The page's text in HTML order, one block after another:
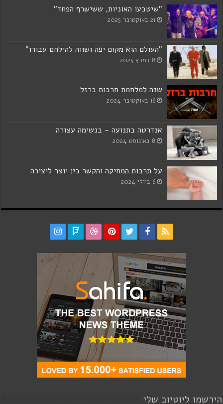
"שיטבעו האוניות, ששישרף הפחד"
21 באוקטובר 2025
"העולם הוא מקום יפה ושווה להילחם עבורו"
8 במרץ 2025
שנה למלחמת חרבות ברזל
16 באוקטובר 2024
אנדרטה בתנועה – בנשימה עצורה
8 באוגוסט 2024
על תרבות המחיקה והקשר בין יוצר ליצירה
6 ביולי 2024
הירשמו ליוטיוב שלי